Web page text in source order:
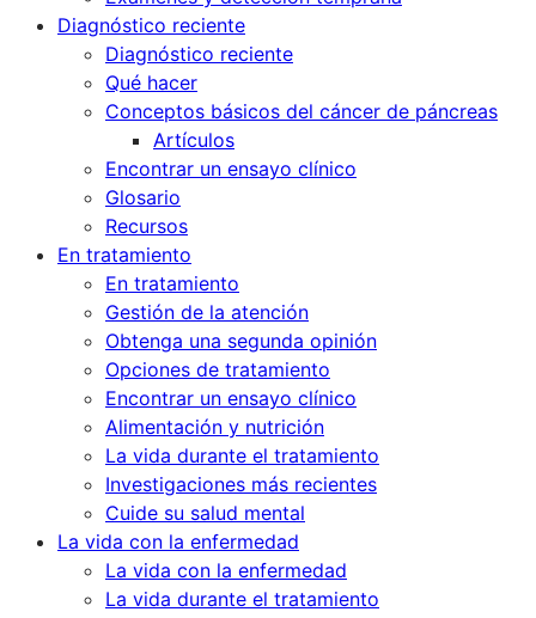
Diagnóstico reciente
Diagnóstico reciente
Qué hacer
Conceptos básicos del cáncer de páncreas
Artículos
Encontrar un ensayo clínico
Glosario
Recursos
En tratamiento
En tratamiento
Gestión de la atención
Obtenga una segunda opinión
Opciones de tratamiento
Encontrar un ensayo clínico
Alimentación y nutrición
La vida durante el tratamiento
Investigaciones más recientes
Cuide su salud mental
La vida con la enfermedad
La vida con la enfermedad
La vida durante el tratamiento